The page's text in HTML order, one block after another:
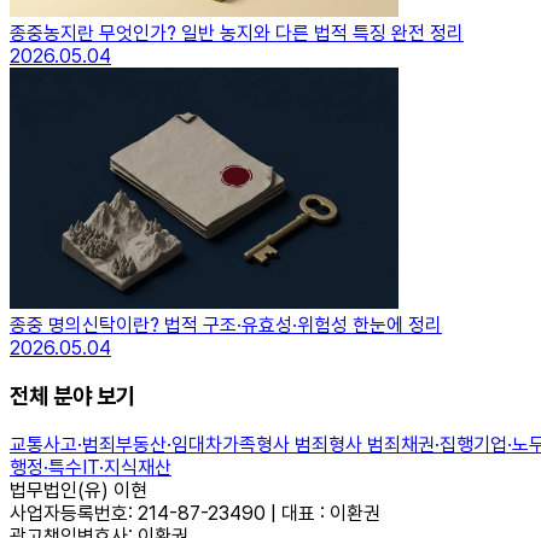
종중농지란 무엇인가? 일반 농지와 다른 법적 특징 완전 정리
2026.05.04
종중 명의신탁이란? 법적 구조·유효성·위험성 한눈에 정리
2026.05.04
전체 분야 보기
교통사고·범죄 부동산·임대차가족형사 범죄 형사 범죄 채권·집행기업·노
행정·특수IT·지식재산
법무법인(유) 이현
사업자등록번호: 214-87-23490 | 대표 : 이환권